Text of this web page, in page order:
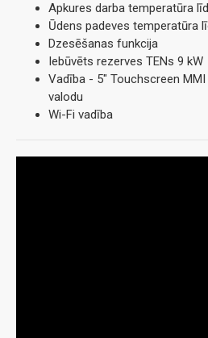
Apkures darba temperatūra
Ūdens padeves temperatūra
Dzesēšanas funkcija
Iebūvēts rezerves TENs 9 kW
Vadība - 5" Touchscreen
valodu
Wi-Fi vadība